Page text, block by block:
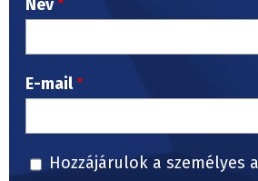
Név
E-mail
Hozzájárulok a személyes